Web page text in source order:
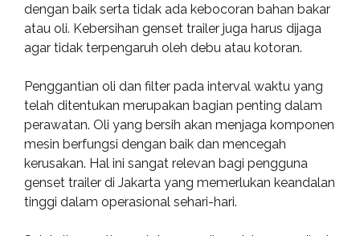
dengan baik serta tidak ada kebocoran bahan bakar
atau oli. Kebersihan genset trailer juga harus dijaga
agar tidak terpengaruh oleh debu atau kotoran.
Penggantian oli dan filter pada interval waktu yang
telah ditentukan merupakan bagian penting dalam
perawatan. Oli yang bersih akan menjaga komponen
mesin berfungsi dengan baik dan mencegah
kerusakan. Hal ini sangat relevan bagi pengguna
genset trailer di Jakarta yang memerlukan keandalan
tinggi dalam operasional sehari-hari.